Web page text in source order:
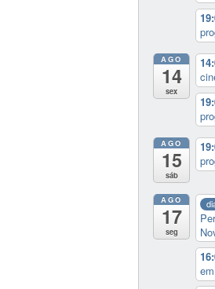
AGO
14
sex
AGO
15
sáb
AGO
17
seg